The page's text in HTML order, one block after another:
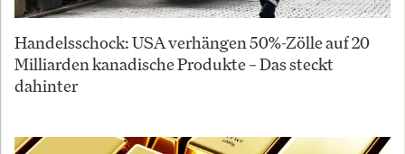
Handelsschock: USA verhängen 50%-Zölle auf 20
Milliarden kanadische Produkte – Das steckt
dahinter